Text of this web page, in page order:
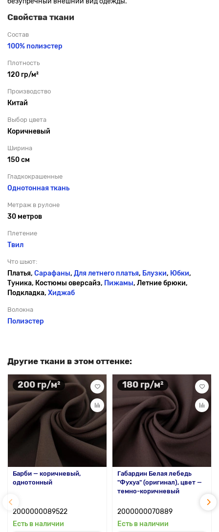
Свойства ткани
Состав
100% полиэстер
Плотность
120 гр/м²
Производство
Китай
Выбор цвета
Коричневый
Ширина
150 см
Гладкокрашенные
Однотонная ткань
Метраж в рулоне
30 метров
Плетение
Твил
Что шьют:
Платья, Сарафаны, Для летнего платья, Блузки, Юбки,
Туника, Костюмы оверсайз, Пижамы, Летние брюки,
Подкладка, Хиджаб
Волокна
Полиэстер
Другие ткани в этом оттенке:
200 гр/м²
Барби — коричневый,
однотонный
2000000089522
Есть в наличии
180 гр/м²
Габардин Белая лебедь
"Фухуа" (оригинал), цвет —
темно-коричневый
2000000070889
Есть в наличии